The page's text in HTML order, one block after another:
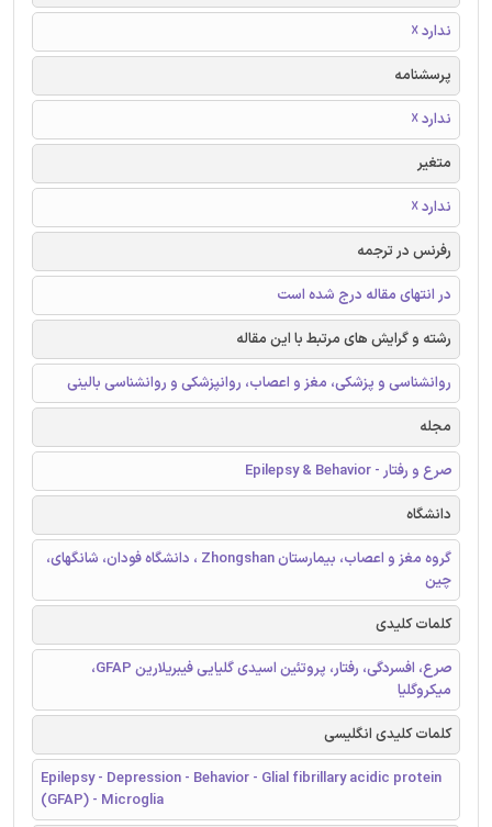
ندارد ☓
پرسشنامه
ندارد ☓
متغیر
ندارد ☓
رفرنس در ترجمه
در انتهای مقاله درج شده است
رشته و گرایش های مرتبط با این مقاله
روانشناسی و پزشکی، مغز و اعصاب، روانپزشکی و روانشناسی بالینی
مجله
صرع و رفتار - Epilepsy & Behavior
دانشگاه
گروه مغز و اعصاب، بیمارستان Zhongshan ، دانشگاه فودان، شانگهای،
چین
کلمات کلیدی
صرع، افسردگی، رفتار، پروتئین اسیدی گلیایی فیبریلارین GFAP،
میکروگلیا
کلمات کلیدی انگلیسی
Epilepsy - Depression - Behavior - Glial fibrillary acidic protein
(GFAP) - Microglia